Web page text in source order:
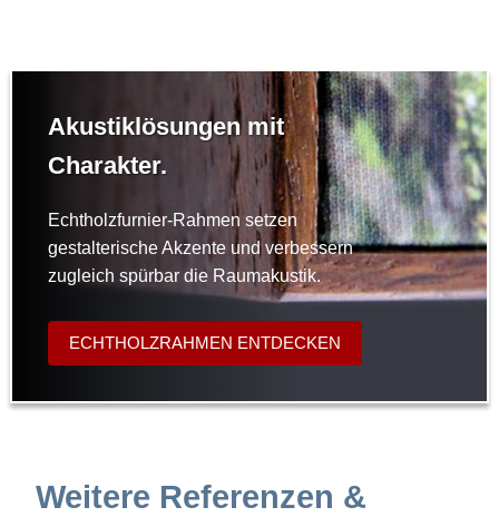
Akustiklösungen mit
Charakter.
Echtholzfurnier-Rahmen setzen
gestalterische Akzente und verbessern
zugleich spürbar die Raumakustik.
ECHTHOLZRAHMEN ENTDECKEN
Weitere Referenzen &